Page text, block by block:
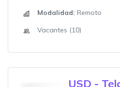
Modalidad: Remoto
Vacantes (10)
USD -